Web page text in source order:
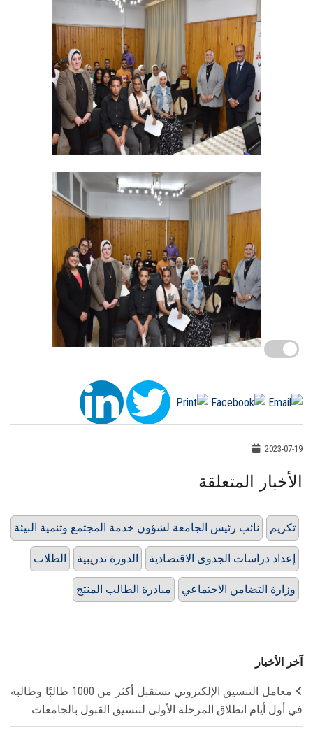
2023-07-19
الأخبار المتعلقة
نائب رئيس الجامعة لشؤون خدمة المجتمع وتنمية البيئة تكريم
الطلاب الدورة تدريبية إعداد دراسات الجدوى الاقتصادية
مبادرة الطالب المنتج وزارة التضامن الاجتماعي
آخر الأخبار
معامل التنسيق الإلكتروني تستقبل أكثر من 1000 طالبًا وطالبة
في أول أيام انطلاق المرحلة الأولى لتنسيق القبول بالجامعات